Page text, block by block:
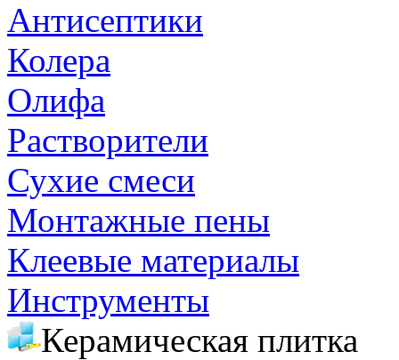
Антисептики
Колера
Олифа
Растворители
Сухие смеси
Монтажные пены
Клеевые материалы
Инструменты
Керамическая плитка